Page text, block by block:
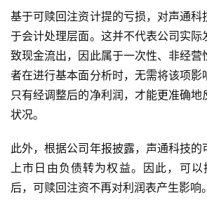
基于可赎回注资计提的亏损，对声通科
于会计处理层面。这并不代表公司实际
致现金流出，因此属于一次性、非经营
者在进行基本面分析时，无需将该项影
只有经调整后的净利润，才能更准确地
状况。
此外，根据公司年报披露，声通科技的
上市日由负债转为权益。因此，可
后，可赎回注资不再对利润表产生影响。